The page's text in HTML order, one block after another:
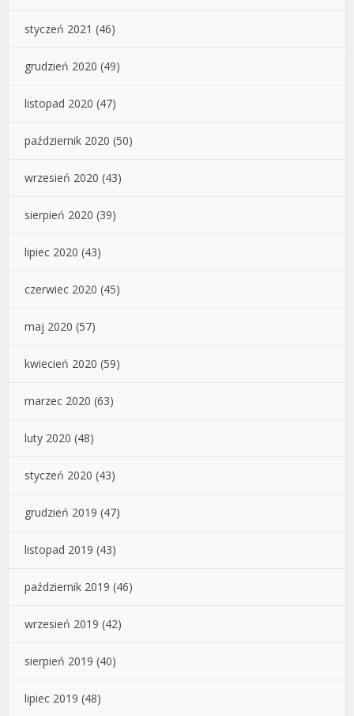
styczeń 2021 (46)
grudzień 2020 (49)
listopad 2020 (47)
październik 2020 (50)
wrzesień 2020 (43)
sierpień 2020 (39)
lipiec 2020 (43)
czerwiec 2020 (45)
maj 2020 (57)
kwiecień 2020 (59)
marzec 2020 (63)
luty 2020 (48)
styczeń 2020 (43)
grudzień 2019 (47)
listopad 2019 (43)
październik 2019 (46)
wrzesień 2019 (42)
sierpień 2019 (40)
lipiec 2019 (48)